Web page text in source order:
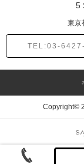
5
東京
TEL:03-
Copyright©